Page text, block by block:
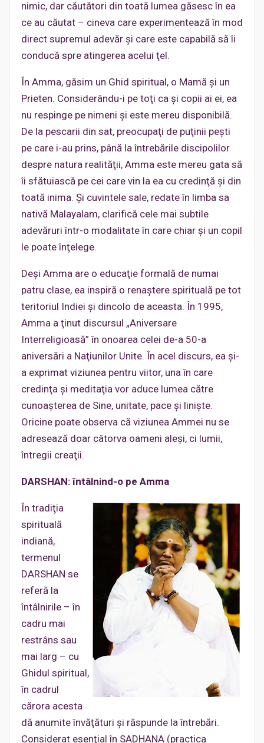
nimic, dar căutători din toată lumea găsesc în ea
ce au căutat – cineva care experimentează în mod
direct supremul adevăr şi care este capabilă să îi
conducă spre atingerea acelui ţel.
În Amma, găsim un Ghid spiritual, o Mamă şi un
Prieten. Considerându-i pe toţi ca şi copii ai ei, ea
nu respinge pe nimeni şi este mereu disponibilă.
De la pescarii din sat, preocupaţi de puţinii peşti
pe care i-au prins, până la întrebările discipolilor
despre natura realităţii, Amma este mereu gata să
îi sfătuiască pe cei care vin la ea cu credinţă şi din
toată inima. Şi cuvintele sale, redate în limba sa
nativă Malayalam, clarifică cele mai subtile
adevăruri într-o modalitate în care chiar şi un copil
le poate înţelege.
Deşi Amma are o educaţie formală de numai
patru clase, ea inspiră o renaştere spirituală pe tot
teritoriul Indiei şi dincolo de aceasta. În 1995,
Amma a ţinut discursul „Aniversare
Interreligioasă” în onoarea celei de-a 50-a
aniversări a Naţiunilor Unite. În acel discurs, ea şi-
a exprimat viziunea pentru viitor, una în care
credinţa şi meditaţia vor aduce lumea către
cunoaşterea de Sine, unitate, pace şi linişte.
Oricine poate observa că viziunea Ammei nu se
adresează doar câtorva oameni aleşi, ci lumii,
întregii creaţii.
DARSHAN: întâlnind-o pe Amma
În tradiţia
spirituală
indiană,
termenul
DARSHAN se
referă la
întâlnirile – în
cadru mai
restrâns sau
mai larg – cu
Ghidul spiritual,
în cadrul
cărora acesta
dă anumite învăţături şi răspunde la întrebări.
Considerat esenţial în SADHANA (practica